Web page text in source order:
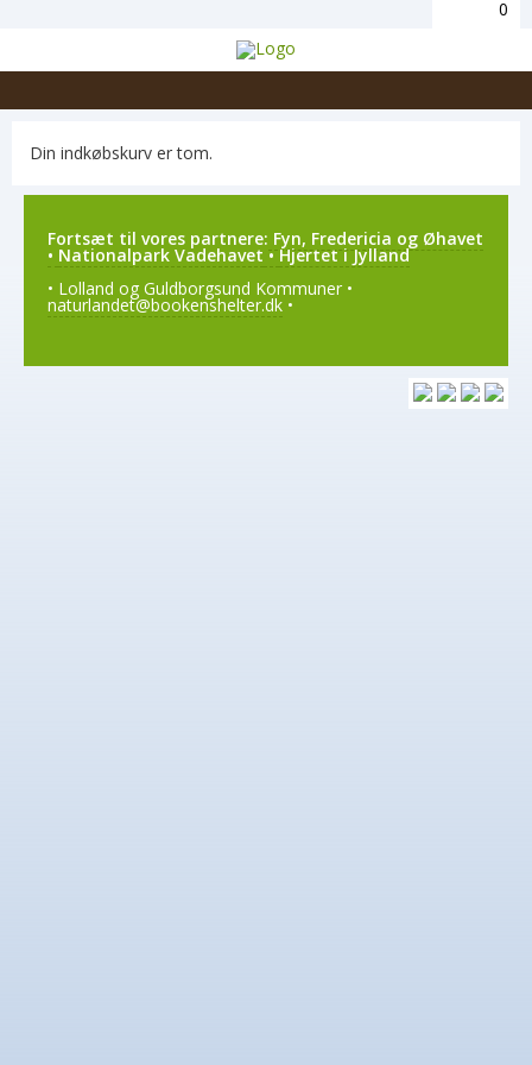
0
Din indkøbskurv er tom.
Fortsæt til vores partnere: Fyn, Fredericia og Øhavet
• Nationalpark Vadehavet •Hjertet i Jylland
• Lolland og Guldborgsund Kommuner •
naturlandet@bookenshelter.dk •